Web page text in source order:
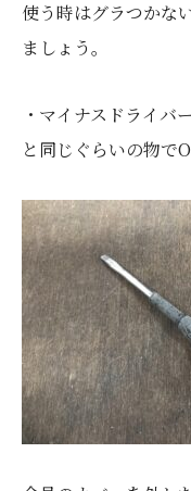
使う時はグラつかな
ましょう。
・マイナスドライバ
と同じぐらいの物で